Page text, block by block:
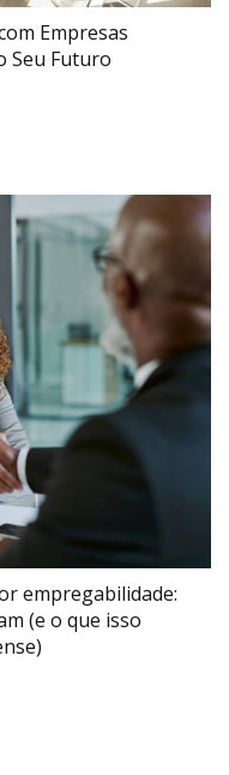
Empresas
Seu Futuro
empregabilidade:
(e o que isso